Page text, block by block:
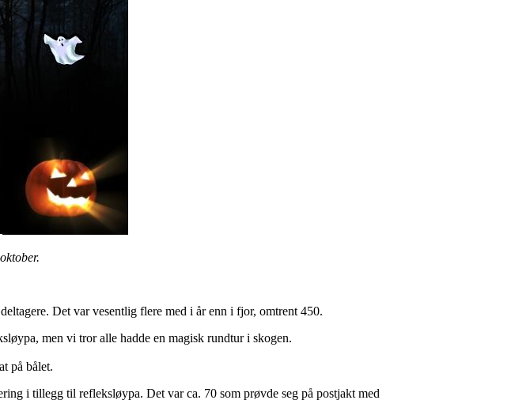
Det var vesentlig flere med i år enn i fjor, omtrent 450.
men vi tror alle hadde en magisk rundtur i skogen.
på bålet.
i tillegg til refleksløypa. Det var ca. 70 som prøvde seg på postjakt med